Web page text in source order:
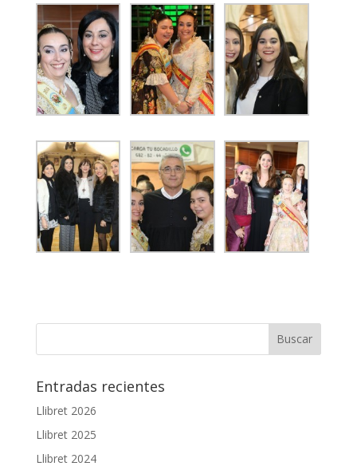
Entradas recientes
Llibret 2026
Llibret 2025
Llibret 2024